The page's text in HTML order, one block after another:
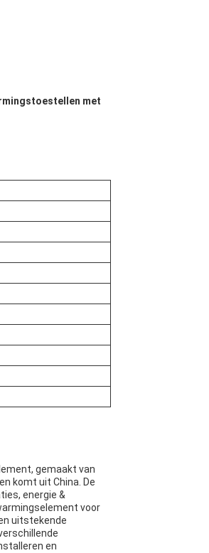
met
gemaakt van
komt uit China. De
energie &
voor
uitstekende
en